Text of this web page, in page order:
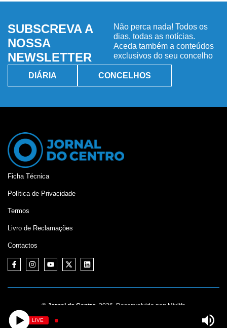
SUBSCREVA A
NOSSA
NEWSLETTER
Não perca nada! Todos os
dias, todas as notícias.
Aceda também a conteúdos
exclusivos do seu concelho
DIÁRIA CONCELHOS
Ficha Técnica
Política de Privacidade
Termos
Livro de Reclamações
Contactos
© Jornal do Centro, 2026. Desenvolvido por: Mixlife
LIVE